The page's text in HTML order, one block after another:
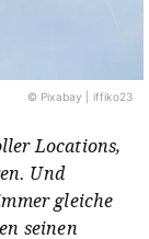
© Pixabay | iffiko23
Locations,
Und
gleiche
seinen